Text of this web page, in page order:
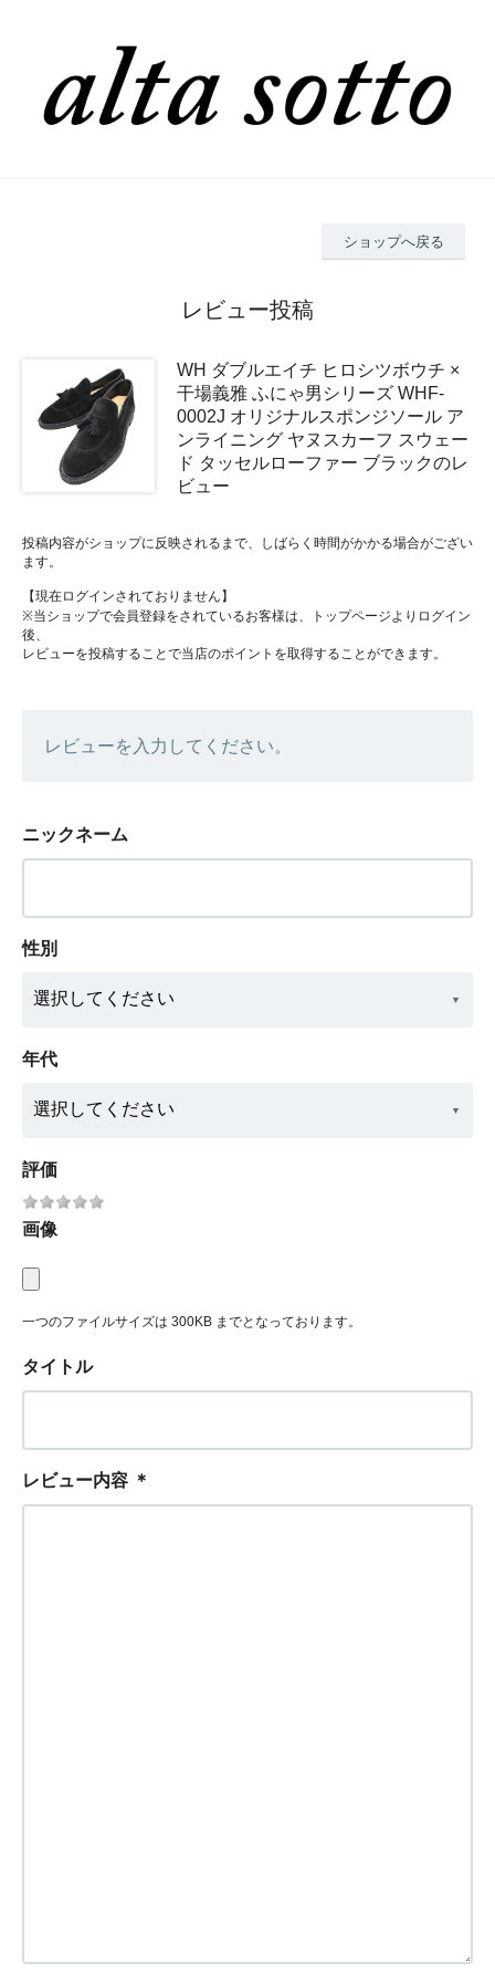
ショップへ戻る
レビュー投稿
WH ダブルエイチ ヒロシツボウチ ×
干場義雅 ふにゃ男シリーズ WHF-
0002J オリジナルスポンジソール ア
ンライニング ヤヌスカーフ スウェー
ド タッセルローファー ブラックのレ
ビュー
投稿内容がショップに反映されるまで、しばらく時間がかかる場合がござい
ます。
【現在ログインされておりません】
※当ショップで会員登録をされているお客様は、トップページよりログイン
後、
レビューを投稿することで当店のポイントを取得することができます。
レビューを入力してください。
ニックネーム
性別
年代
評価
画像
一つのファイルサイズは 300KB までとなっております。
タイトル
レビュー内容 ＊